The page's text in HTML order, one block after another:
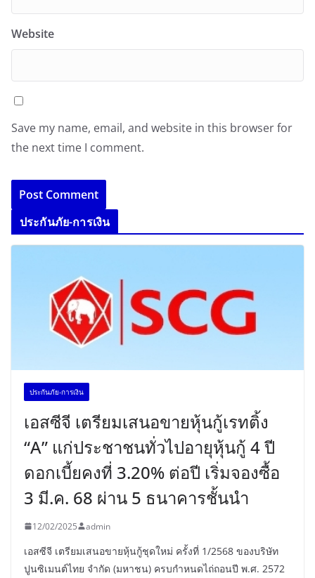
Website
Save my name, email, and website in this browser for
the next time I comment.
ประกันภัย-การเงิน
ประกันภัย-การเงิน
เอสซีจี เตรียมเสนอขายหุ้นกู้เรทติ้ง
“A” แก่ประชาชนทั่วไปอายุหุ้นกู้ 4 ปี
ดอกเบี้ยคงที่ 3.20% ต่อปี เริ่มจองซื้อ
3 มี.ค. 68 ผ่าน 5 ธนาคารชั้นนำ
12/02/2025 admin
เอสซีจี เตรียมเสนอขายหุ้นกู้ชุดใหม่ ครั้งที่ 1/2568 ของบริษัท
ปูนซิเมนต์ไทย จำกัด (มหาชน) ครบกำหนดไถ่ถอนปี พ.ศ. 2572